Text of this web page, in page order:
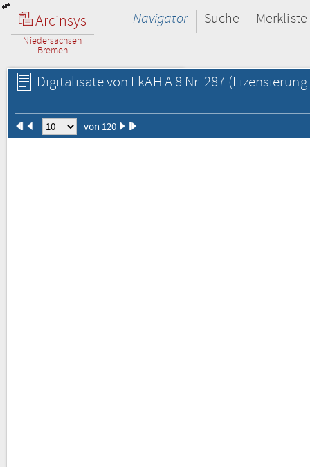
Arcinsys
Niedersachsen
Bremen
Navigator Suche Merkliste
Digitalisate von LkAH A 8 Nr. 287
von 120